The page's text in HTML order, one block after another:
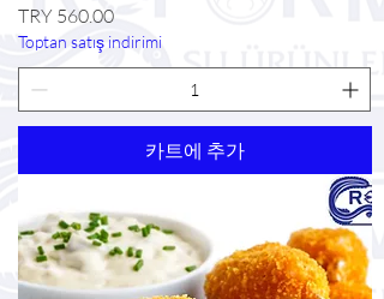
가격
TRY 560.00
Toptan satış indirimi
카트에 추가